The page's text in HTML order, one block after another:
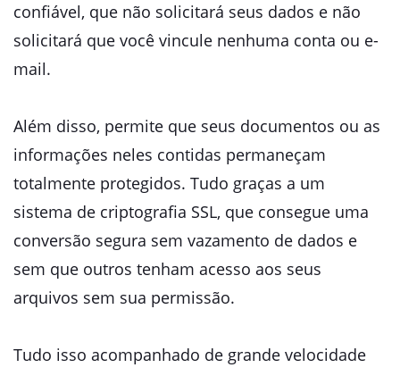
confiável, que não solicitará seus dados e não
solicitará que você vincule nenhuma conta ou e-
mail.
Além disso, permite que seus documentos ou as
informações neles contidas permaneçam
totalmente protegidos. Tudo graças a um
sistema de criptografia SSL, que consegue uma
conversão segura sem vazamento de dados e
sem que outros tenham acesso aos seus
arquivos sem sua permissão.
Tudo isso acompanhado de grande velocidade